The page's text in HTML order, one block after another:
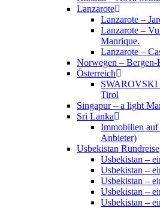
Lanzarote
Lanzarote –
Lanzarote –
Manrique.
Lanzarote –
Norwegen – Bergen-
Österreich
SWAROVSKI
Tirol
Singapur – a light
Sri Lanka
Immobilien
Anbieter)
Usbekistan Rundreise
Usbekistan –
Usbekistan –
Usbekistan –
Usbekistan –
Usbekistan –